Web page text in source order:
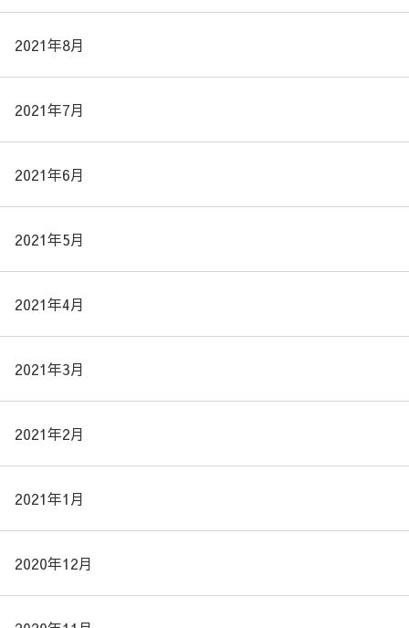
2021年8月
2021年7月
2021年6月
2021年5月
2021年4月
2021年3月
2021年2月
2021年1月
2020年12月